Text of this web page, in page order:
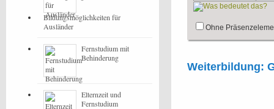
Ohne
Weiterbildung:
Bildungsmöglichkeiten für
Ausländer
Fernstudium mit
Behinderung
Elternzeit und
Fernstudium